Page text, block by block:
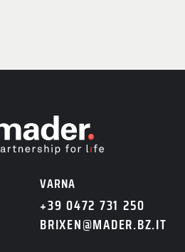
VARNA
+39 0472 731 250
BRIXEN@MADER.BZ.IT